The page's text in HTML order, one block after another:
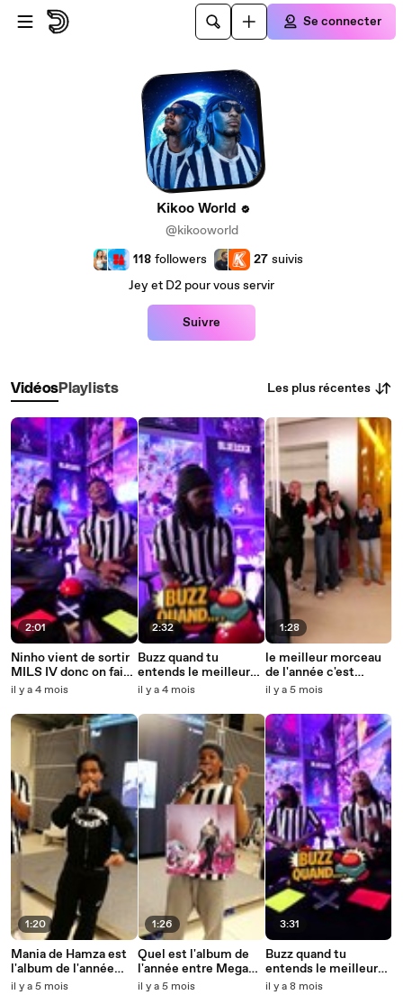
Passer au contenu principal
Se connecter
Kikoo World
@kikooworld
118 followers 27 suivis
Jey et D2 pour vous servir
Suivre
VidéosPlaylists Les plus récentes
2:01
Ninho vient de sortir
MILS IV donc on fait
notre TOP 3
il y a 4 mois
1:20
Mania de Hamza est
l'album de l'année
face à destinée de
il y a 5 mois
2:32
Buzz quand tu
entends le meilleur
feat de LETO
il y a 4 mois
1:26
Quel est l'album de
l'année entre Mega
BBL de Théodora et
il y a 5 mois
1:28
le meilleur morceau
de l'année c'est
Kyky2bondi ou
il y a 5 mois
3:31
Buzz quand tu
entends le meilleur
feat de Tiakola
il y a 8 mois